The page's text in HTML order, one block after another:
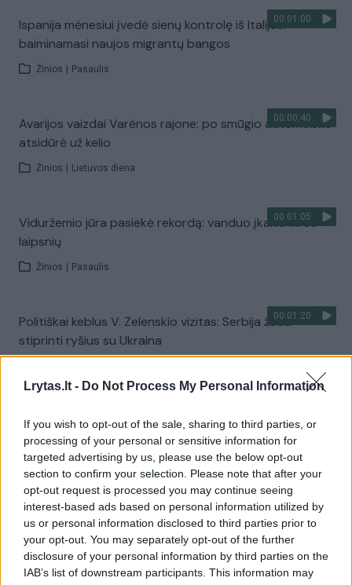
Lrytas.lt - Do Not Process My Personal Information
If you wish to opt-out of the sale, sharing to third parties, or
processing of your personal or sensitive information for
targeted advertising by us, please use the below opt-out
section to confirm your selection. Please note that after your
opt-out request is processed you may continue seeing
interest-based ads based on personal information utilized by
us or personal information disclosed to third parties prior to
your opt-out. You may separately opt-out of the further
disclosure of your personal information by third parties on the
IAB’s list of downstream participants. This information may
00:01:00
Ispanija mėnesiui įvedė sienų kontrolę iš Italijos:
baiminamasi naujos migrantų bangos
Žinios Pasaulis
00:00:40
Avarijos vaizdai Varėnos rajone: po smūgio automobilis
atsidūrė už kelio
Žinios Lietuvos diena
00:01:05
Viduržemio jūra pasiekė rekordą: vanduo įkaito iki 33
laipsnių
Žinios Pasaulis
00:01:20
Politiškai keblus V. Zelenskio vizitas: Serbija žada
stiprinti ryšius su Ukraina
Visi įrašai
Žiūrimiausi įrašai
00:00:30
Vaizdai iš tragiškos avarijos Vilniaus r.: dviejų moterų ir
vaiko gyvybių išgelbėti nepavyko